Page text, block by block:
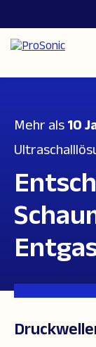
Mehr als 10